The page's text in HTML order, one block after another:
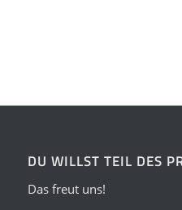
DU WILLST TEIL DES
Das freut uns!